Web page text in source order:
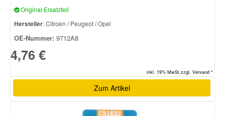
Original Ersatzteil
Hersteller: Citroen / Peugeot / Opel
OE-Nummer: 9712A8
4,76 €
inkl. 19% MwSt.zzgl. Versand *
Zum Artikel